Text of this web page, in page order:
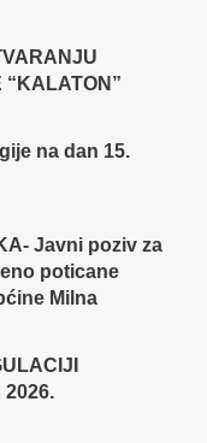
“KALATON”
na dan 15.
Javni poziv za
poticane
Milna
2026.